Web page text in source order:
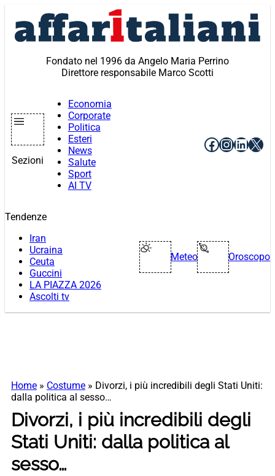
contenuto
Fondato nel 1996 da Angelo Maria Perrino
Direttore responsabile Marco Scotti
Sezioni
Economia
Corporate
Politica
Esteri
News
Salute
Sport
AI TV
Facebook
X
Tendenze
Iran
Ucraina
Ceuta
Guccini
LA PIAZZA 2026
Ascolti tv
Meteo Oroscopo
Home » Costume » Divorzi, i più incredibili degli Stati Uniti:
dalla politica al sesso…
Divorzi, i più incredibili degli
Stati Uniti: dalla politica al
sesso…